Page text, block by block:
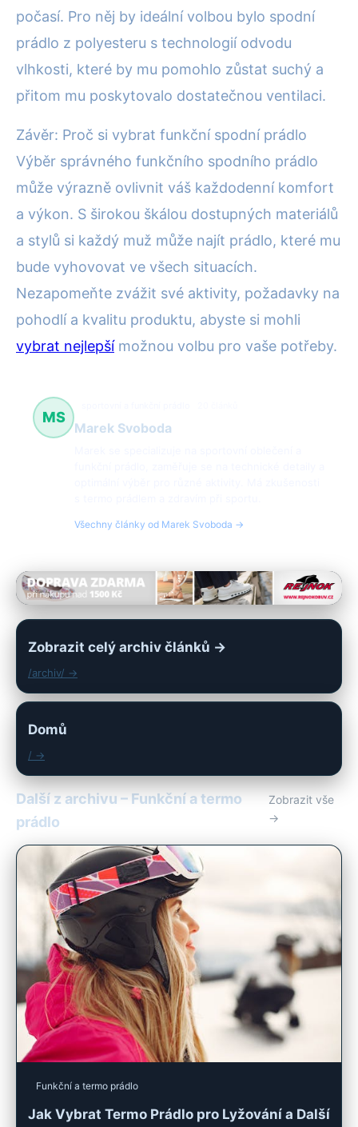
počasí. Pro něj by ideální volbou bylo spodní
prádlo z polyesteru s technologií odvodu
vlhkosti, které by mu pomohlo zůstat suchý a
přitom mu poskytovalo dostatečnou ventilaci.
Závěr: Proč si vybrat funkční spodní prádlo
Výběr správného funkčního spodního prádlo
může výrazně ovlivnit váš každodenní komfort
a výkon. S širokou škálou dostupných materiálů
a stylů si každý muž může najít prádlo, které mu
bude vyhovovat ve všech situacích.
Nezapomeňte zvážit své aktivity, požadavky na
pohodlí a kvalitu produktu, abyste si mohli
vybrat nejlepšímožnou volbu pro vaše potřeby.
MS
Marek Svoboda
Všechny články od Marek Svoboda →
Zobrazit celý archiv článků →
/archiv/ →
Domů
/ →
Další z archivu – Funkční a termo
prádlo
Zobrazit vše
→
Funkční a termo prádlo
Jak Vybrat Termo Prádlo pro Lyžování a Další